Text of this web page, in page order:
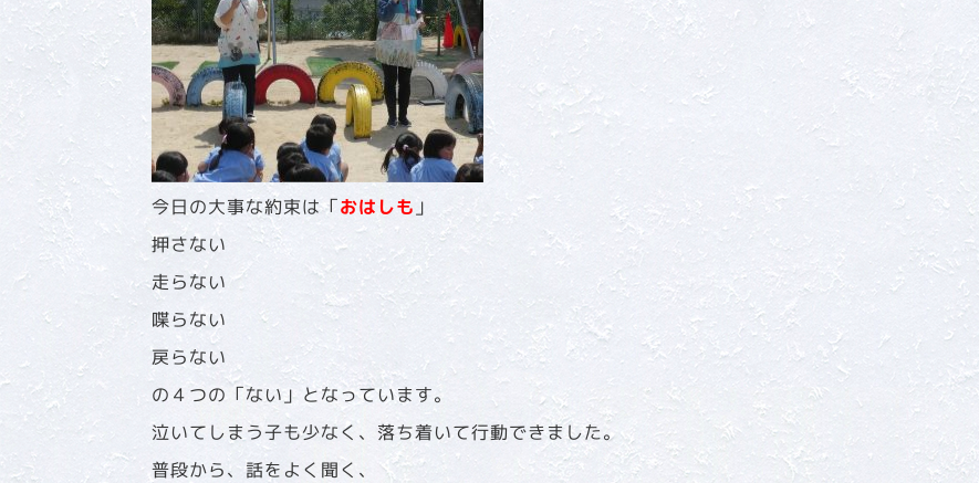
今日の大事な約束は「おはしも 」
押さない
走らない
喋らない
戻らない
の４つの「ない」となっています。
泣いてしまう子も少なく、落ち着いて行動できました。
普段から、話をよく聞く、